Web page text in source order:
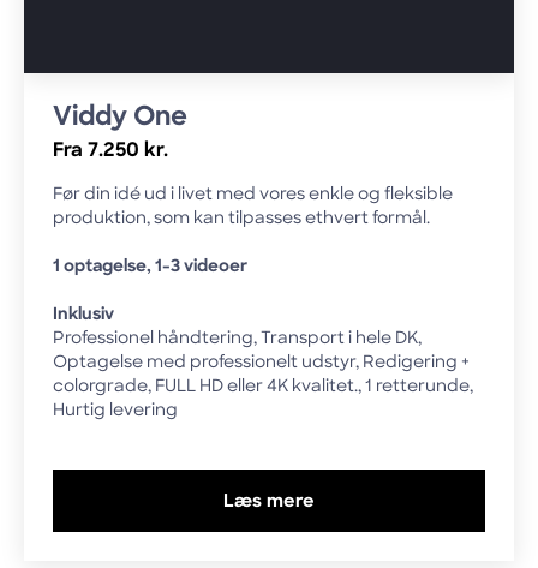
Viddy One
Fra 7.250 kr.
Før din idé ud i livet med vores enkle og fleksible
produktion, som kan tilpasses ethvert formål.
1 optagelse, 1-3 videoer
Inklusiv
Professionel håndtering, Transport i hele DK,
Optagelse med professionelt udstyr, Redigering +
colorgrade, FULL HD eller 4K kvalitet., 1 retterunde,
Hurtig levering
Læs mere